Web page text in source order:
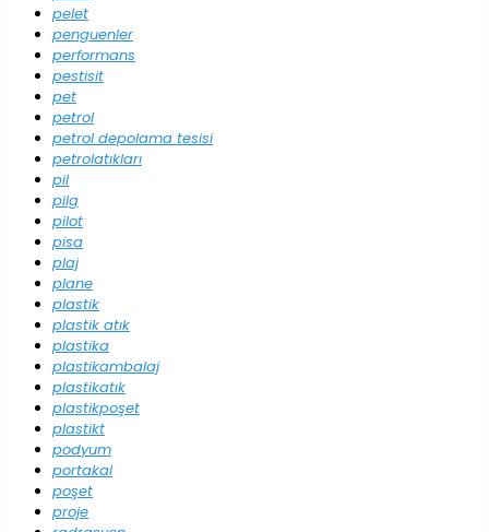
pelet
penguenler
performans
pestisit
pet
petrol
petrol depolama tesisi
petrolatıkları
pil
pilg
pilot
pisa
plaj
plane
plastik
plastik atık
plastika
plastikambalaj
plastikatık
plastikpoşet
plastikt
podyum
portakal
poşet
proje